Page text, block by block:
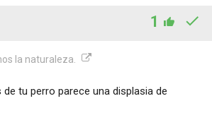
1
la naturaleza.
tu perro parece una displasia de